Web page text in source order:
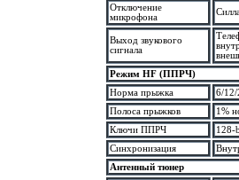
Отключение
микрофона
Выход звукового
сигнала
Режим HF (ППРЧ)
Норма прыжка
6/12/
Полоса прыжков
1%
Ключи ППРЧ
128-
Синхронизация
Антенный тюнер